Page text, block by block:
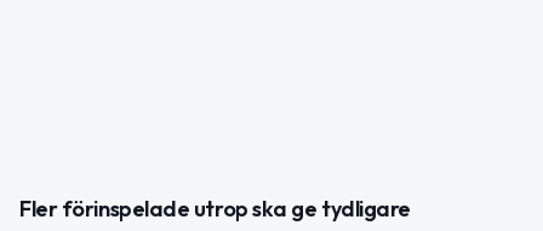
Fler förinspelade utrop ska ge tydligare